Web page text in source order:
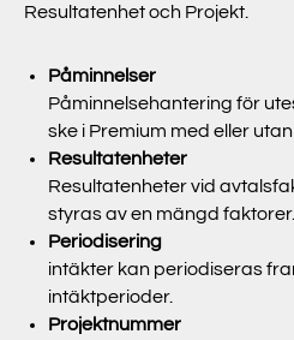
Resultatenhet och Projekt.
Påminnelser
Påminnelsehantering för
ske i Premium med eller
Resultatenheter
Resultatenheter vid
styras av en mängd faktorer.
Periodisering
intäkter kan periodiseras
intäktperioder.
Projektnummer